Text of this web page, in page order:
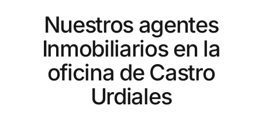
Nuestros agentes
Inmobiliarios en la
oficina de Castro
Urdiales